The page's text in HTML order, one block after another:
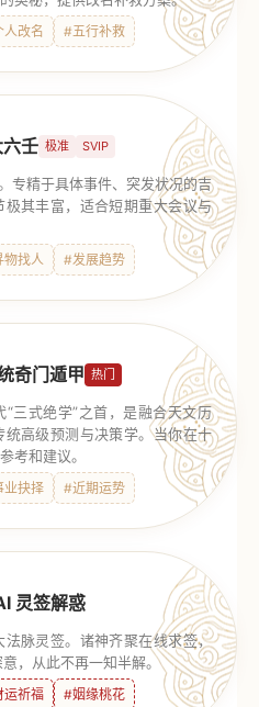
人改名 #五行补救
壬 极准 SVIP
专精于具体事件、突发状况的吉
其丰富，适合短期重大会议与
物找人 #发展趋势
奇门遁甲 热门
三式绝学”之首，是融合天文历
高级预测与决策学。当你在十
考和建议。
业抉择 #近期运势
灵签解惑
脉灵签。诸神齐聚在线求签，
，从此不再一知半解。
运祈福 #姻缘桃花